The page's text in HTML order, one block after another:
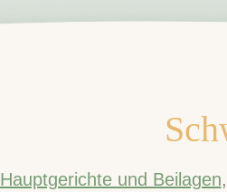
Hauptgerichte und Beilagen,